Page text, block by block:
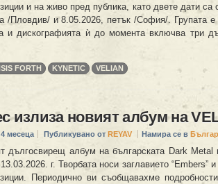
и на живо пред публика, като двете дати са
/Пловдив/ и 8.05.2026, петък /София/. Групата е
и дискографията ѝ до момента включва три
FORTH KYNETIC VELIAN
излиза новият албум на
месеца Публикувано от REYAV Намира се в
дългосвирещ албум на българската Dark Metal
г. Творбата носи заглавието “Embers”
Пeриодично ви съобщавахме